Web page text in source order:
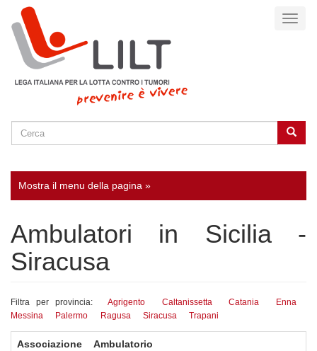
contenuto
principale
SEARCH Cerca
Mostra il menu della pagina »
Ambulatori in Sicilia -
Siracusa
Filtra per provincia: Agrigento Caltanissetta Catania
Enna
Messina
Palermo Ragusa Siracusa Trapani
Associazione Ambulatorio